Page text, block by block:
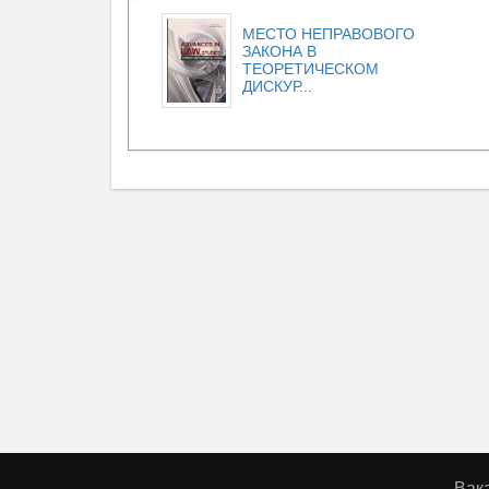
МЕСТО НЕПРАВОВОГО
ЗАКОНА В
ТЕОРЕТИЧЕСКОМ
ДИСКУР...